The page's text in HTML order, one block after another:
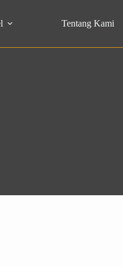
Tentang Kami